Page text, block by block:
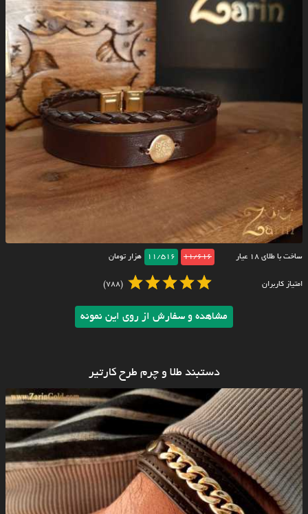
ساخت با طلای ۱۸ عیار 11/616
11/516 هزار تومان
امتیاز کاربران (788)
مشاهده و سفارش از روی این نمونه
دستبند طلا و چرم طرح کارتیر